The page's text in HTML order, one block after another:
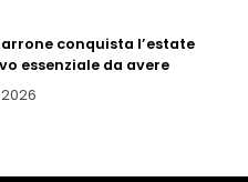
conquista l’estate
essenziale da avere